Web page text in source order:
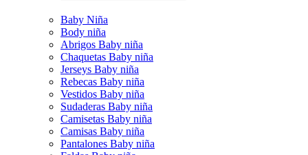
Baby Niña
Body niña
Abrigos Baby niña
Chaquetas Baby niña
Jerseys Baby niña
Rebecas Baby niña
Vestidos Baby niña
Sudaderas Baby niña
Camisetas Baby niña
Camisas Baby niña
Pantalones Baby niña